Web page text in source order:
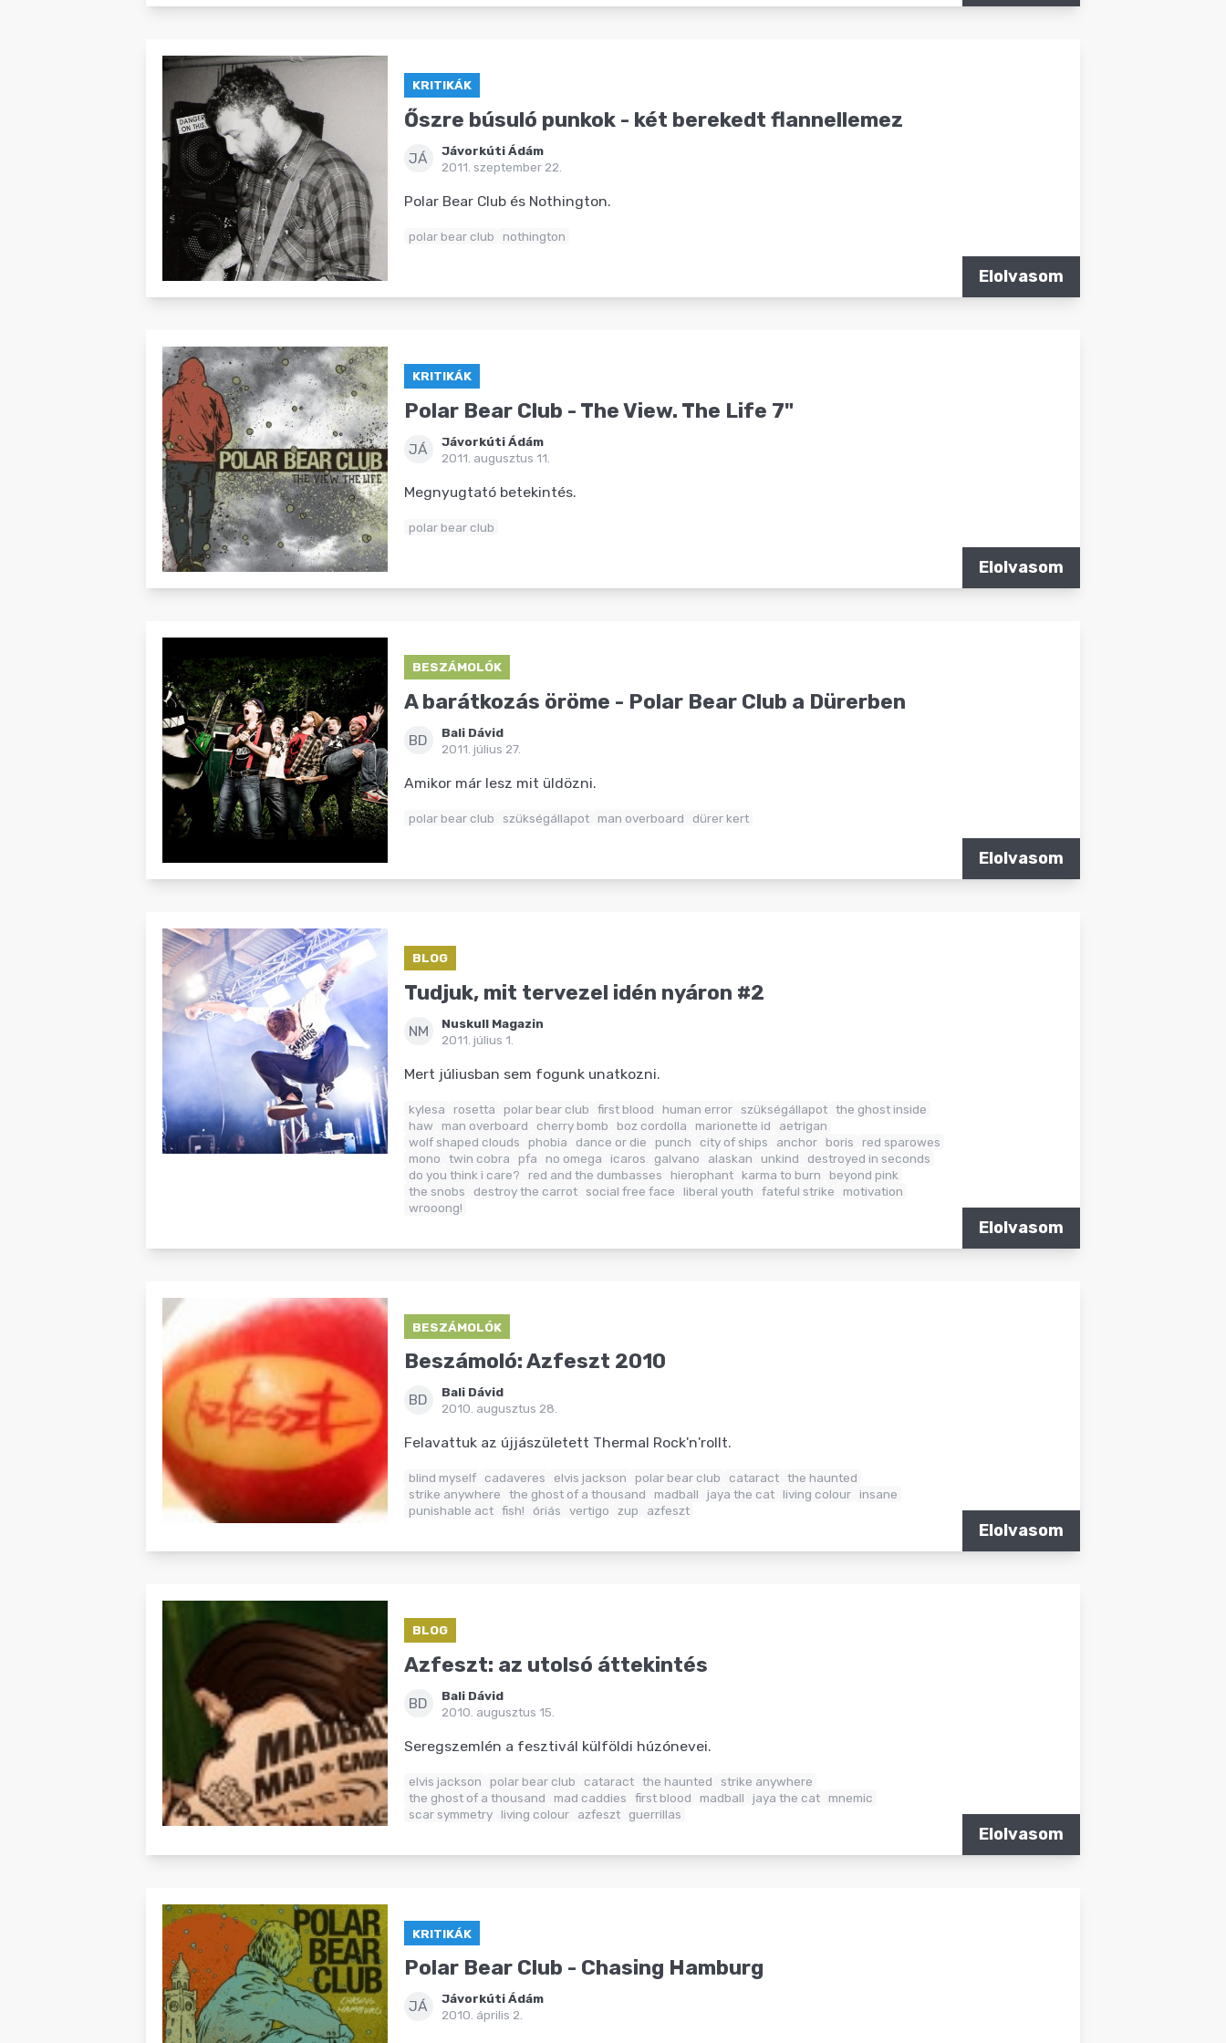
KRITIKÁK
Őszre búsuló punkok - két berekedt flannellemez
JÁ
Jávorkúti Ádám
2011. szeptember 22.
Polar Bear Club és Nothington.
polar bear club nothington
Elolvasom
KRITIKÁK
Polar Bear Club - The View. The Life 7"
JÁ
Jávorkúti Ádám
2011. augusztus 11.
Megnyugtató betekintés.
polar bear club
Elolvasom
BESZÁMOLÓK
A barátkozás öröme - Polar Bear Club a Dürerben
BD
Bali Dávid
2011. július 27.
Amikor már lesz mit üldözni.
polar bear club szükségállapot man overboard dürer kert
Elolvasom
BLOG
Tudjuk, mit tervezel idén nyáron #2
NM
Nuskull Magazin
2011. július 1.
Mert júliusban sem fogunk unatkozni.
kylesa rosetta polar bear club first blood human error szükségállapot the ghost inside
haw
man overboard cherry bomb boz cordolla marionette id
aetrigan
wolf shaped clouds
phobia dance or die punch city of ships anchor boris
red sparowes
mono
twin cobra pfa no omega icaros galvano alaskan unkind
destroyed in seconds
do you think i care?
red and the dumbasses hierophant karma to burn
beyond pink
the snobs
destroy the carrot social free face liberal youth fateful strike
motivation
wrooong!
Elolvasom
BESZÁMOLÓK
Beszámoló: Azfeszt 2010
BD
Bali Dávid
2010. augusztus 28.
Felavattuk az újjászületett Thermal Rock'n'rollt.
blind myself cadaveres elvis jackson polar bear club cataract the haunted
strike anywhere
the ghost of a thousand madball jaya the cat living colour insane
punishable act fish! óriás vertigo zup azfeszt
Elolvasom
BLOG
Azfeszt: az utolsó áttekintés
BD
Bali Dávid
2010. augusztus 15.
Seregszemlén a fesztivál külföldi húzónevei.
elvis jackson polar bear club cataract the haunted
strike anywhere
the ghost of a thousand
mad caddies first blood madball jaya the cat mnemic
scar symmetry living colour azfeszt guerrillas
Elolvasom
KRITIKÁK
Polar Bear Club - Chasing Hamburg
JÁ
Jávorkúti Ádám
2010. április 2.